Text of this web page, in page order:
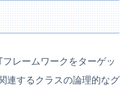
レームワークをターゲッ
連するクラスの論理的なグ